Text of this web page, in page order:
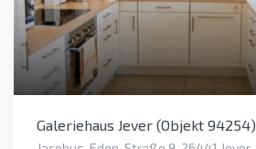
Galeriehaus Jever (Objekt 94254)